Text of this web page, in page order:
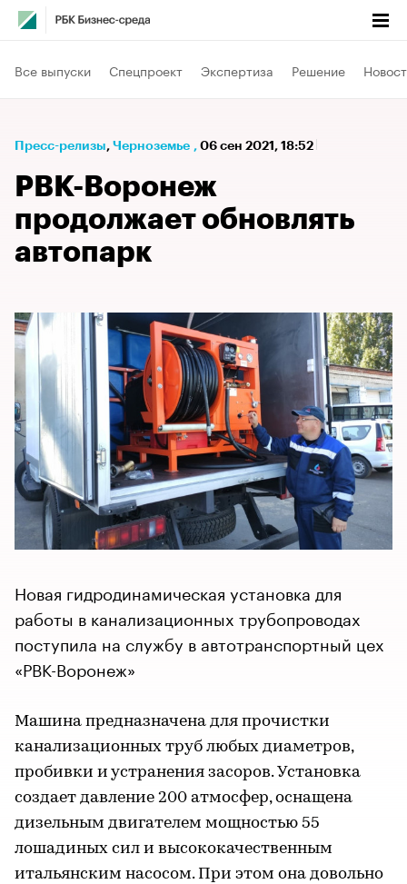
Все выпуски Спецпроект Экспертиза Решение
Пресс-релизы⁠, Черноземье , 06 сен 2021, 18:52
РВК-Воронеж
продолжает обновлять
автопарк
Новая гидродинамическая установка для
работы в канализационных трубопроводах
поступила на службу в автотранспортный цех
«РВК-Воронеж»
Машина предназначена для прочистки
канализационных труб любых диаметров,
пробивки и устранения засоров. Установка
создает давление 200 атмосфер, оснащена
дизельным двигателем мощностью 55
лошадиных сил и высококачественным
итальянским насосом. При этом она довольно